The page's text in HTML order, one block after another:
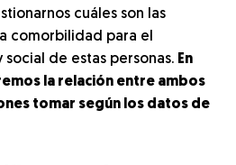
cuáles son las
comorbilidad para el
de estas personas. En
la relación entre ambos
tomar según los datos de